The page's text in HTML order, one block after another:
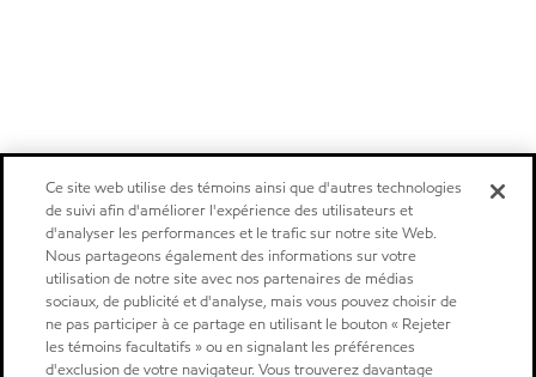
Ce site web utilise des témoins ainsi que d'autres technologies
de suivi afin d'améliorer l'expérience des utilisateurs et
d'analyser les performances et le trafic sur notre site Web.
Nous partageons également des informations sur votre
utilisation de notre site avec nos partenaires de médias
sociaux, de publicité et d'analyse, mais vous pouvez choisir de
ne pas participer à ce partage en utilisant le bouton « Rejeter
les témoins facultatifs » ou en signalant les préférences
d'exclusion de votre navigateur. Vous trouverez davantage